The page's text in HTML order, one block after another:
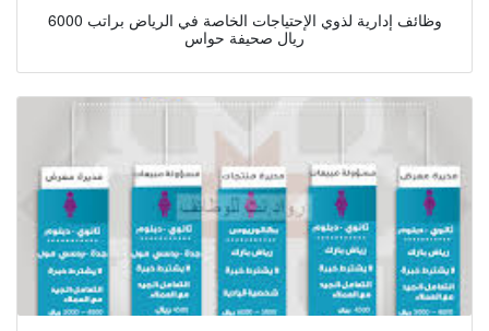
وظائف إدارية لذوي الإحتياجات الخاصة في الرياض براتب 6000
ريال صحيفة حواس